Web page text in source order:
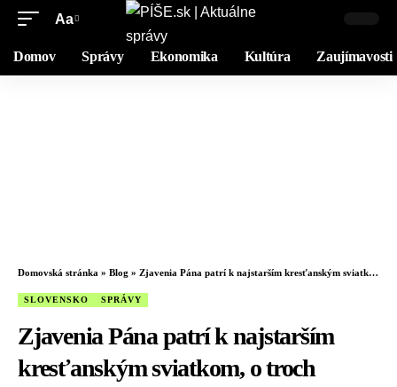
Aa
Domov Správy Ekonomika Kultúra Zaujímavosti
Domovská stránka » Blog » Zjavenia Pána patrí k najstarším kresťanským sviatkom, o troch kráľoch sa toho však nevie veľa
SLOVENSKO SPRÁVY
Zjavenia Pána patrí k najstarším
kresťanským sviatkom, o troch